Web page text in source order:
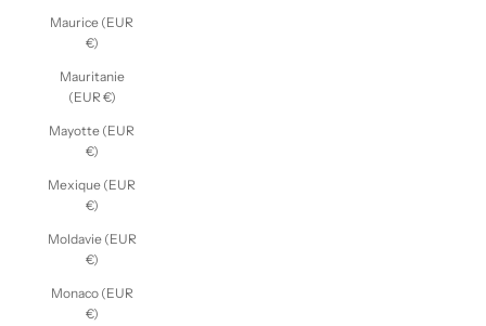
Maurice (EUR
€)
Mauritanie
(EUR €)
Mayotte (EUR
€)
Mexique (EUR
€)
Moldavie (EUR
€)
Monaco (EUR
€)